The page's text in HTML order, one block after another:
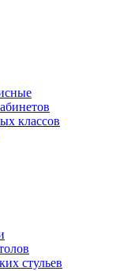
классов
стульев